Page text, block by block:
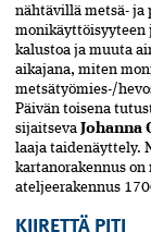
nähtävillä metsä- ja
kalustoa ja muuta
aikajana, miten
metsätyömies-/
Päivän toisena
sijaitseva Johanna
laaja taidenäyttely.
kartanorakennus
ateljeerakennus
KIIRETTÄ PITI